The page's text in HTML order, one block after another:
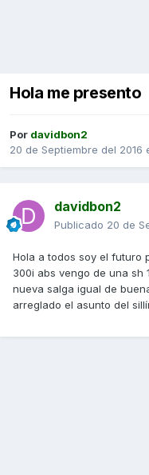
Hola me presento
Por davidbon2
20 de Septiembre del 2016
davidbon2
Publicado 20 de
Hola a todos soy el futuro
300i abs vengo de una sh
nueva salga igual de
arreglado el asunto del